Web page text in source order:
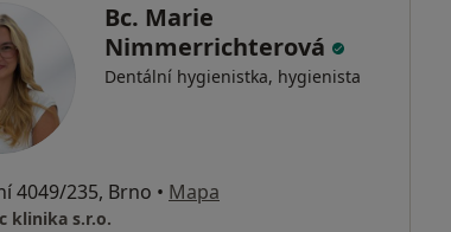
Bc. Marie
Nimmerrichterová
Dentální hygienistka, hygienista
4049/235, Brno • Mapa
klinika s.r.o.